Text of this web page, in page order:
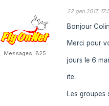
Messages: 825
22 gen 2017,
Bonjour
Merci pour
jours le 6
ite.
Les groupes